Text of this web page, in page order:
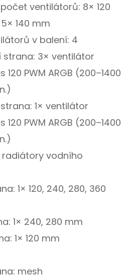
ventilátorů: 8× 120
140 mm
v balení: 4
strana: 3× ventilátor
120 PWM ARGB (200–1400
1× ventilátor
120 PWM ARGB (200–1400
vodního
1× 120, 240, 280, 360
1× 240, 280 mm
1× 120 mm
mesh